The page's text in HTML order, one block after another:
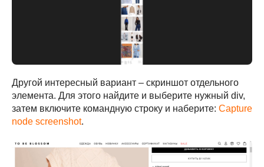
Другой интересный вариант – скриншот отдельного
элемента. Для этого найдите и выберите нужный div,
затем включите командную строку и наберите: Capture
node screenshot.